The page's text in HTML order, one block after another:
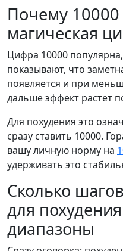
Почему
магическая
Цифра 10000
показывают, что
появляется и при
дальше эффект растет
Для похудения это
сразу ставить 10000.
вашу личную норму на
удерживать это
Сколько
для
диапазоны